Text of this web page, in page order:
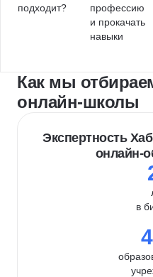
подходит?
профессию
и прокачать
навыки
Как мы
онлайн-школы
Экспертность
онлайн-
в